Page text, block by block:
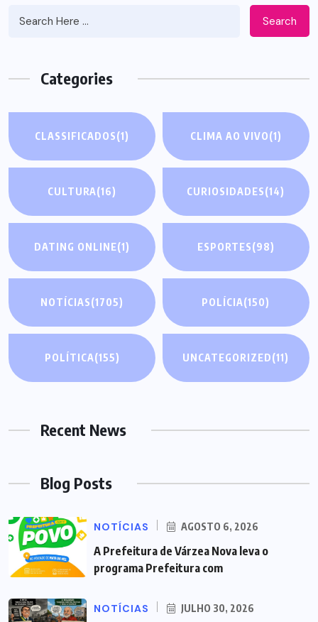
Search
Categories
CLASSIFICADOS(1) CLIMA AO VIVO(1)
CULTURA(16) CURIOSIDADES(14)
DATING ONLINE(1) ESPORTES(98)
NOTÍCIAS(1705) POLÍCIA(150)
POLÍTICA(155) UNCATEGORIZED(11)
Recent News
Blog Posts
NOTÍCIAS AGOSTO 6, 2026
A Prefeitura de Várzea Nova leva o
programa Prefeitura com
NOTÍCIAS JULHO 30, 2026